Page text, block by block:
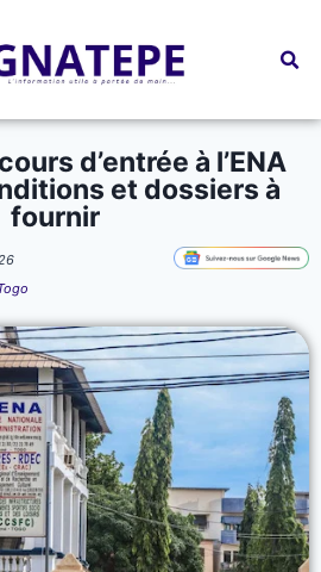
d’entrée à l’ENA
et dossiers à
fournir